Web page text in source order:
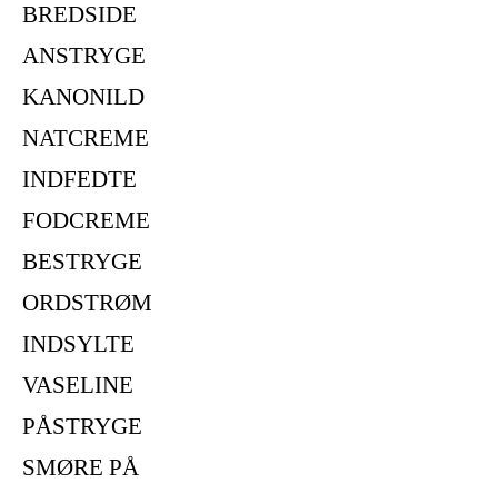
BREDSIDE
ANSTRYGE
KANONILD
NATCREME
INDFEDTE
FODCREME
BESTRYGE
ORDSTRØM
INDSYLTE
VASELINE
PÅSTRYGE
SMØRE PÅ